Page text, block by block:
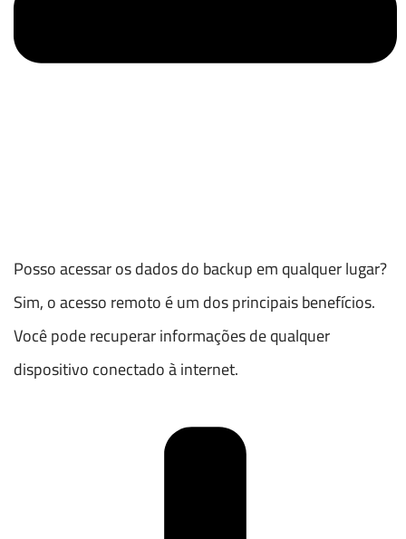
Posso acessar os dados do backup em qualquer lugar?
Sim, o acesso remoto é um dos principais benefícios.
Você pode recuperar informações de qualquer
dispositivo conectado à internet.